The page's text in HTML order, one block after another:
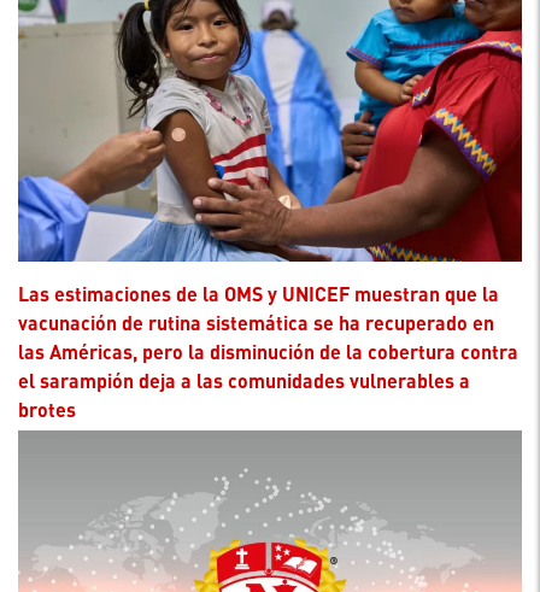
Las estimaciones de la OMS y UNICEF muestran que la
vacunación de rutina sistemática se ha recuperado en
las Américas, pero la disminución de la cobertura contra
el sarampión deja a las comunidades vulnerables a
brotes